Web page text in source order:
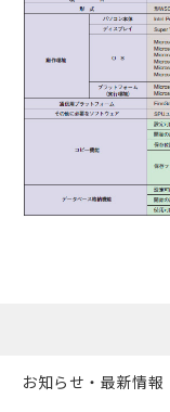
お知らせ・最新情報